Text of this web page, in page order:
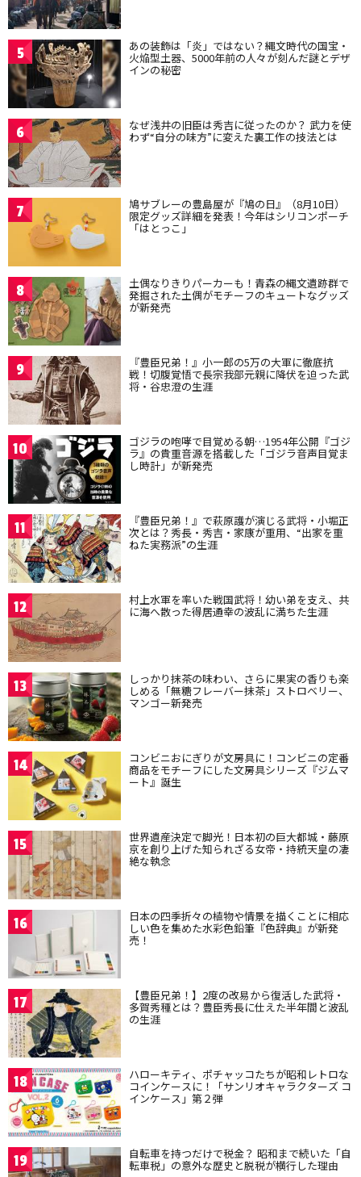
5 あの装飾は「炎」ではない？縄文時代の国宝・
火焔型土器、5000年前の人々が刻んだ謎とデザ
インの秘密
6 なぜ浅井の旧臣は秀吉に従ったのか？ 武力を使
わず“自分の味方”に変えた裏工作の技法とは
7 鳩サブレーの豊島屋が『鳩の日』（8月10日）
限定グッズ詳細を発表！今年はシリコンポーチ
「はとっこ」
8 土偶なりきりパーカーも！青森の縄文遺跡群で
発掘された土偶がモチーフのキュートなグッズ
が新発売
9 『豊臣兄弟！』小一郎の5万の大軍に徹底抗
戦！切腹覚悟で長宗我部元親に降伏を迫った武
将・谷忠澄の生涯
10 ゴジラの咆哮で目覚める朝…1954年公開『ゴジ
ラ』の貴重音源を搭載した「ゴジラ音声目覚ま
し時計」が新発売
11 『豊臣兄弟！』で萩原護が演じる武将・小堀正
次とは？秀長・秀吉・家康が重用、“出家を重
ねた実務派”の生涯
12 村上水軍を率いた戦国武将！幼い弟を支え、共
に海へ散った得居通幸の波乱に満ちた生涯
13 しっかり抹茶の味わい、さらに果実の香りも楽
しめる「無糖フレーバー抹茶」ストロベリー、
マンゴー新発売
14 コンビニおにぎりが文房具に！コンビニの定番
商品をモチーフにした文房具シリーズ『ジムマ
ート』誕生
15 世界遺産決定で脚光！日本初の巨大都城・藤原
京を創り上げた知られざる女帝・持統天皇の凄
絶な執念
16 日本の四季折々の植物や情景を描くことに相応
しい色を集めた水彩色鉛筆『色辞典』が新発
売！
17 【豊臣兄弟！】2度の改易から復活した武将・
多賀秀種とは？豊臣秀長に仕えた半年間と波乱
の生涯
18 ハローキティ、ポチャッコたちが昭和レトロな
コインケースに！「サンリオキャラクターズ コ
インケース」第２弾
19 自転車を持つだけで税金？ 昭和まで続いた「自
転車税」の意外な歴史と脱税が横行した理由